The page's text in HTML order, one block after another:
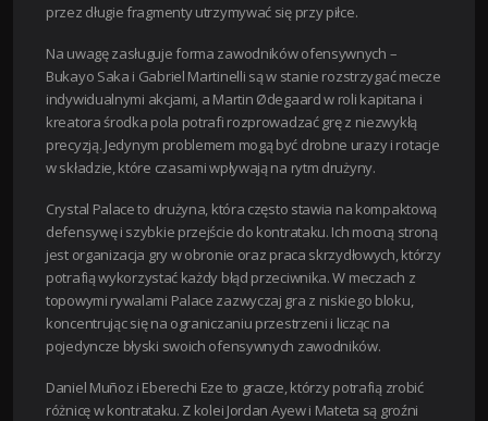
przez długie fragmenty utrzymywać się przy piłce.
Na uwagę zasługuje forma zawodników ofensywnych –
Bukayo Saka i Gabriel Martinelli są w stanie rozstrzygać mecze
indywidualnymi akcjami, a Martin Ødegaard w roli kapitana i
kreatora środka pola potrafi rozprowadzać grę z niezwykłą
precyzją. Jedynym problemem mogą być drobne urazy i rotacje
w składzie, które czasami wpływają na rytm drużyny.
Crystal Palace to drużyna, która często stawia na kompaktową
defensywę i szybkie przejście do kontrataku. Ich mocną stroną
jest organizacja gry w obronie oraz praca skrzydłowych, którzy
potrafią wykorzystać każdy błąd przeciwnika. W meczach z
topowymi rywalami Palace zazwyczaj gra z niskiego bloku,
koncentrując się na ograniczaniu przestrzeni i licząc na
pojedyncze błyski swoich ofensywnych zawodników.
Daniel Muñoz i Eberechi Eze to gracze, którzy potrafią zrobić
różnicę w kontrataku. Z kolei Jordan Ayew i Mateta są groźni